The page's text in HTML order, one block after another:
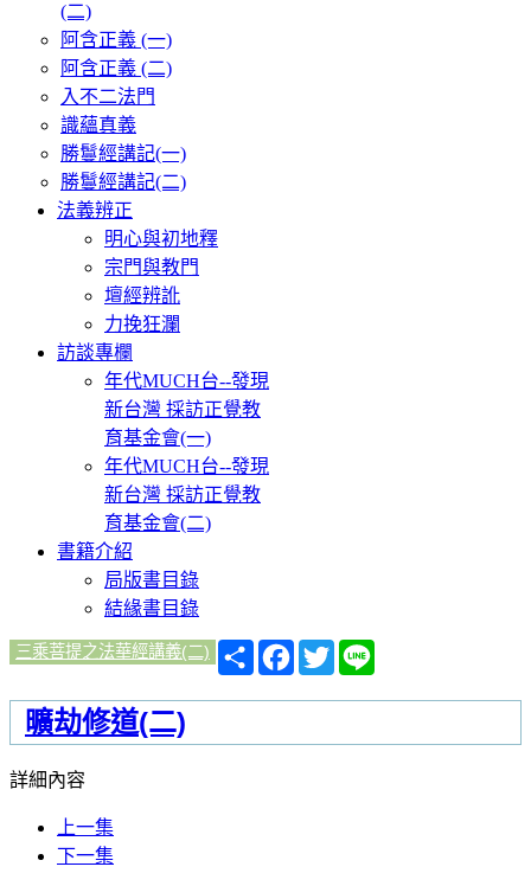
(二)
阿含正義 (一)
阿含正義 (二)
入不二法門
識蘊真義
勝鬘經講記(一)
勝鬘經講記(二)
法義辨正
明心與初地釋
宗門與教門
壇經辨訛
力挽狂瀾
訪談專欄
年代MUCH台--發現
新台灣 採訪正覺教
育基金會(一)
年代MUCH台--發現
新台灣 採訪正覺教
育基金會(二)
書籍介紹
局版書目錄
結緣書目錄
三乘菩提之法華經講義(二)
分
享
Facebook
Twitter
曠劫修道(二)
詳細內容
上一集
下一集